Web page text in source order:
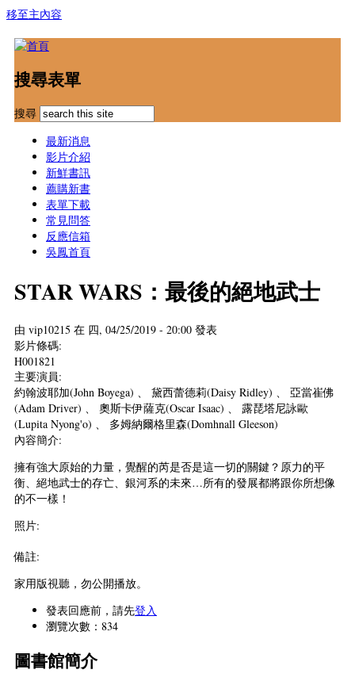
移至主內容
搜尋表單
搜尋
最新消息
影片介紹
新鮮書訊
薦購新書
表單下載
常見問答
反應信箱
吳鳳首頁
STAR WARS：最後的絕地武士
由 vip10215 在 四, 04/25/2019 - 20:00 發表
影片條碼:
H001821
主要演員:
約翰波耶加(John Boyega) 、 黛西蕾德莉(Daisy Ridley) 、 亞當崔佛
(Adam Driver) 、 奧斯卡伊薩克(Oscar Isaac) 、 露琵塔尼詠歐
(Lupita Nyong'o) 、 多姆納爾格里森(Domhnall Gleeson)
內容簡介:
擁有強大原始的力量，覺醒的芮是否是這一切的關鍵？原力的平
衡、絕地武士的存亡、銀河系的未來…所有的發展都將跟你所想像
的不一樣！
照片:
備註:
家用版視聽，勿公開播放。
發表回應前，請先登入
瀏覽次數：834
圖書館簡介